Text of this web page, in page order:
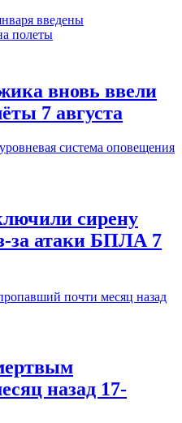
вновь ввели
7 августа
сирену
за атаки БПЛА 7
назад 17-